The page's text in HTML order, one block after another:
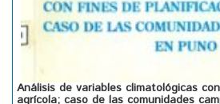
Análisis de variables climatológicas
agrícola; caso de las comunidades